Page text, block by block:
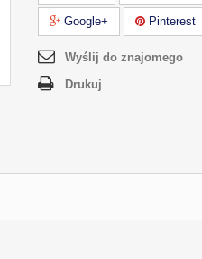
Google+ Pinterest
Wyślij do znajomego
Drukuj